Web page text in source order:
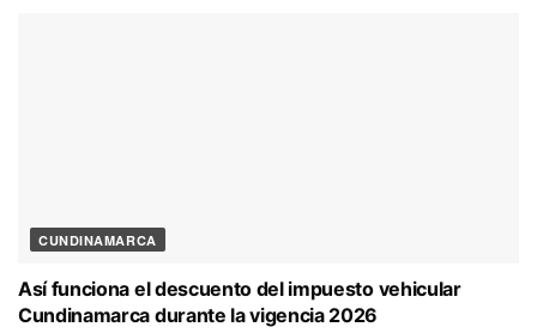
CUNDINAMARCA
Así funciona el descuento del impuesto vehicular
Cundinamarca durante la vigencia 2026